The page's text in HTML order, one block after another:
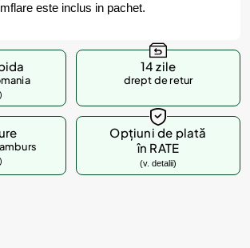
este inclus in pachet.
14 zile
drept de retur
Opțiuni de plată
în RATE
(v. detalii)